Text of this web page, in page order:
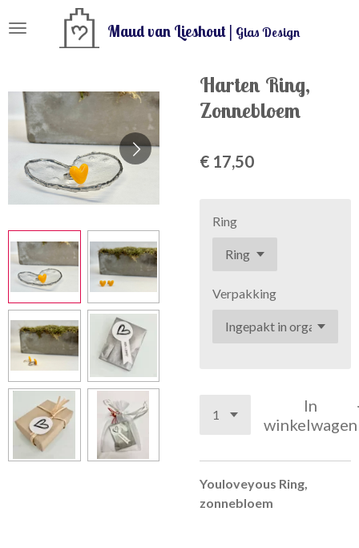
direct
hoofdinhoud
Maud van Lieshout | Glas Design
Harten Ring,
Zonnebloem
€ 17,50
Ring
Verpakking
In
winkelwagen
Youloveyous Ring,
zonnebloem